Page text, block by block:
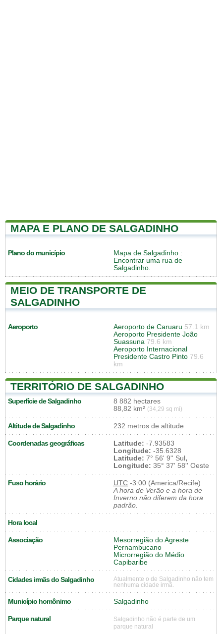
MAPA E PLANO DE SALGADINHO
Plano do município Mapa de Salgadinho :
Encontrar uma rua de
Salgadinho.
MEIO DE TRANSPORTE DE
SALGADINHO
Aeroporto Aeroporto de Caruaru 57.1 km
Aeroporto Presidente João
Suassuna 79.6 km
Aeroporto Internacional
Presidente Castro Pinto 79.6
km
TERRITÓRIO DE SALGADINHO
Superfície de Salgadinho
8 882 hectares
88,82 km² (34,29 sq mi)
Altitude de Salgadinho 232 metros de altitude
Coordenadas geográficas Latitude: -7.93583
Longitude: -35.6328
Latitude: 7° 56' 9'' Sul,
Longitude: 35° 37' 58'' Oeste
Fuso horário UTC -3:00 (America/Recife)
A hora de Verão e a hora de
Inverno não diferem da hora
padrão.
Hora local
Associação
Mesorregião do Agreste
Pernambucano
Microrregião do Médio
Capibaribe
Cidades irmãs do Salgadinho
Atualmente o de Salgadinho não tem
nenhuma cidade irmã.
Município homônimo Salgadinho
Parque natural
Salgadinho não é parte de um
parque natural